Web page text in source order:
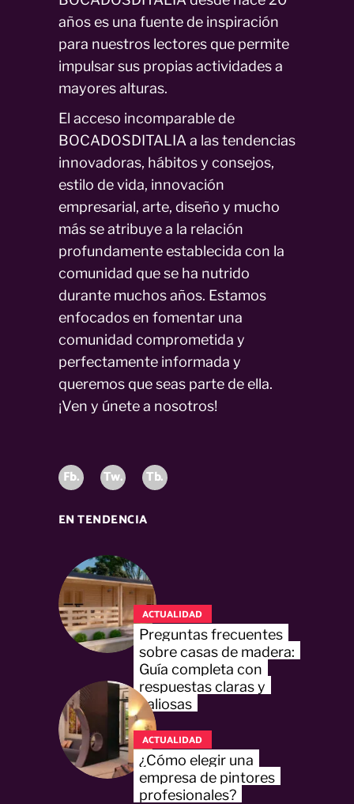
años es una fuente de inspiración
para nuestros lectores que permite
impulsar sus propias actividades a
mayores alturas.
El acceso incomparable de
BOCADOSDITALIA a las tendencias
innovadoras, hábitos y consejos,
estilo de vida, innovación
empresarial, arte, diseño y mucho
más se atribuye a la relación
profundamente establecida con la
comunidad que se ha nutrido
durante muchos años. Estamos
enfocados en fomentar una
comunidad comprometida y
perfectamente informada y
queremos que seas parte de ella.
¡Ven y únete a nosotros!
Fb. Tw. Tb.
EN TENDENCIA
ACTUALIDAD
Preguntas frecuentes
sobre casas de madera:
Guía completa con
respuestas claras y
valiosas
ACTUALIDAD
¿Cómo elegir una
empresa de pintores
profesionales?